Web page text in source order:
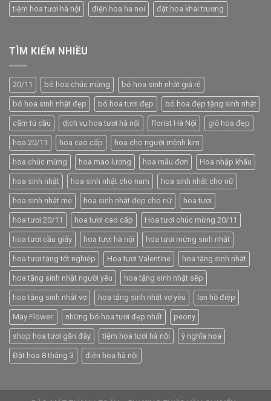
tiệm hoa tươi hà nội điện hoa ha noi đặt hoa khai trương
TÌM KIẾM NHIỀU
20/11 bó hoa chúc mừng bó hoa sinh nhật giá rẻ
bó hoa sinh nhật đẹp bó hoa tươi đẹp bó hoa đẹp tặng sinh nhật
cẩm tú cầu dịch vụ hoa tươi hà nội florist Hà Nội giỏ hoa đẹp
hoa 20/11 hoa cao cấp hoa cho người mệnh kim
hoa chúc mừng hoa mao lương hoa mẫu đơn Hoa nhập khẩu
hoa sinh nhật hoa sinh nhật cho nam hoa sinh nhật cho nữ
hoa sinh nhật mẹ hoa sinh nhật đẹp cho nữ hoa tươi
hoa tươi 20/11 hoa tươi cao cấp Hoa tươi chúc mừng 20/11
hoa tươi cầu giấy hoa tươi hà nội hoa tươi mừng sinh nhật
hoa tươi tặng tốt nghiệp Hoa tươi Valentine hoa tặng sinh nhật
hoa tặng sinh nhật người yêu hoa tặng sinh nhật sếp
hoa tặng sinh nhật vợ hoa tặng sinh nhật vợ yêu lan hồ điệp
May Flower. những bó hoa tươi đẹp nhất peony
shop hoa tươi gần đây tiệm hoa tươi hà nội ý nghĩa hoa
Đặt hoa 8 tháng 3 điện hoa hà nội